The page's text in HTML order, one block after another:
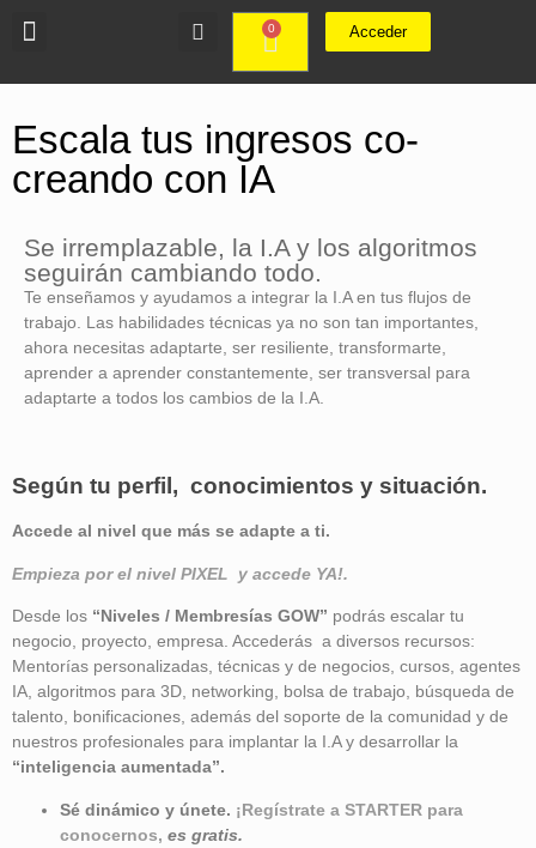
0 Acceder
Escala tus ingresos co-
creando con IA
Se irremplazable, la I.A y los algoritmos
seguirán cambiando todo.
Te enseñamos y ayudamos a integrar la I.A en tus flujos de
trabajo. Las habilidades técnicas ya no son tan importantes,
ahora necesitas adaptarte, ser resiliente, transformarte,
aprender a aprender constantemente, ser transversal para
adaptarte a todos los cambios de la I.A.
Según tu perfil, conocimientos y situación.
Accede al nivel que más se adapte a ti.
Empieza por el nivel PIXEL y accede YA!.
Desde los “Niveles / Membresías GOW” podrás escalar tu
negocio, proyecto, empresa. Accederás a diversos recursos:
Mentorías personalizadas, técnicas y de negocios, cursos, agentes
IA, algoritmos para 3D, networking, bolsa de trabajo, búsqueda de
talento, bonificaciones, además del soporte de la comunidad y de
nuestros profesionales para implantar la I.A y desarrollar la
“inteligencia aumentada”.
Sé dinámico y únete. ¡Regístrate a STARTER para
conocernos, es gratis.